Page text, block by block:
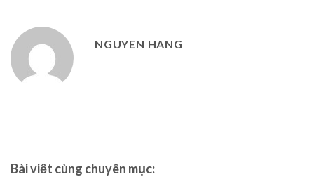
NGUYEN HANG
Bài viết cùng chuyên mục: